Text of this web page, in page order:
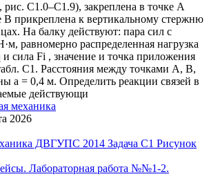
рис. С1.0–С1.9), закреплена в точке А
В прикреплена к вертикальному стержню
На балку действуют: пара сил с
равномерно распределенная нагрузка
сила Fi , значение и точка приложения
C1. Расстояния между точками A, B,
a = 0,4 м. Определить реакции связей в
действующи
механика
2026
Лабораторная работа №№1-2.